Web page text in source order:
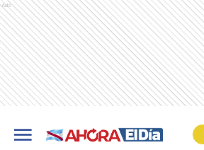
Ads